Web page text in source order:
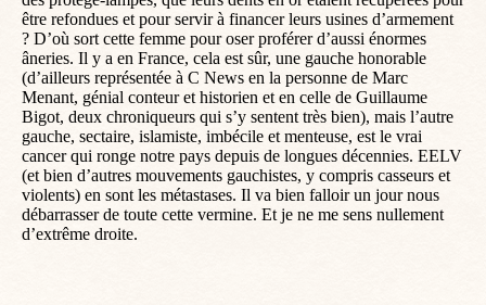
être refondues et pour servir à financer leurs usines d’armement
? D’où sort cette femme pour oser proférer d’aussi énormes
âneries. Il y a en France, cela est sûr, une gauche honorable
(d’ailleurs représentée à C News en la personne de Marc
Menant, génial conteur et historien et en celle de Guillaume
Bigot, deux chroniqueurs qui s’y sentent très bien), mais l’autre
gauche, sectaire, islamiste, imbécile et menteuse, est le vrai
cancer qui ronge notre pays depuis de longues décennies. EELV
(et bien d’autres mouvements gauchistes, y compris casseurs et
violents) en sont les métastases. Il va bien falloir un jour nous
débarrasser de toute cette vermine. Et je ne me sens nullement
d’extrême droite.